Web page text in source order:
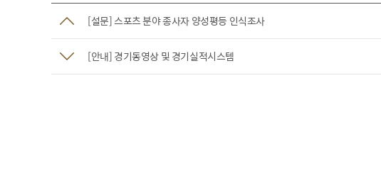
[설문] 스포츠 분야 종사자 양성평등 인식조사
[안내] 경기동영상 및 경기실적시스템